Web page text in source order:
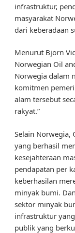
infrastruktur,
masyarakat
dari keberadaan
Menurut Bjorn
Norwegian Oil
Norwegia dalam
komitmen
alam tersebut
rakyat.”
Selain Norwegia,
yang berhasil
kesejahteraan
pendapatan per
keberhasilan
minyak bumi.
sektor minyak
infrastruktur
publik yang